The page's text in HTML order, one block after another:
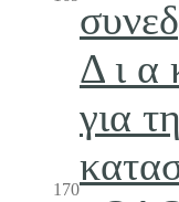
170
Δ ι α
για